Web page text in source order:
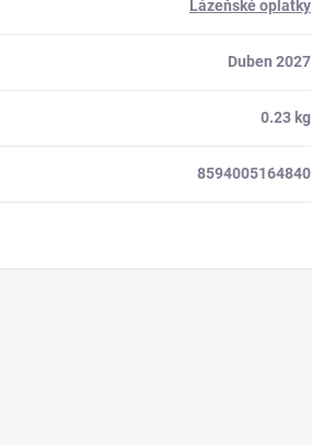
Lázeňské oplatky
Duben 2027
0.23 kg
8594005164840